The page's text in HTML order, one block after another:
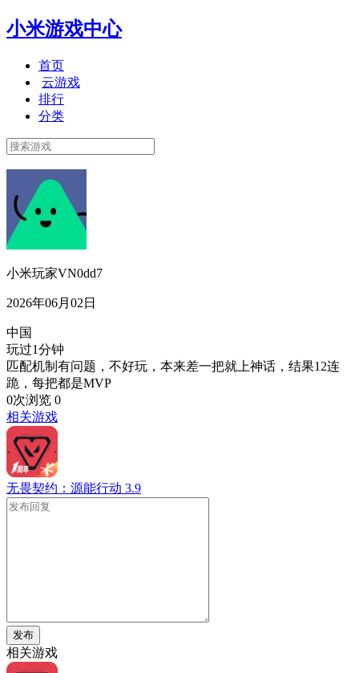
小米游戏中心
首页
云游戏
排行
分类
小米玩家VN0dd7
2026年06月02日
中国
玩过1分钟
匹配机制有问题，不好玩，本来差一把就上神话，结果12连
跪，每把都是MVP
0次浏览 0
相关游戏
无畏契约：源能行动 3.9
发布
相关游戏